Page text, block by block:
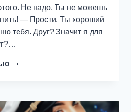
Не надо. Ты не можешь
— Прости. Ты хороший
тебя. Друг? Значит я для
ПРИТВОРИСЬ